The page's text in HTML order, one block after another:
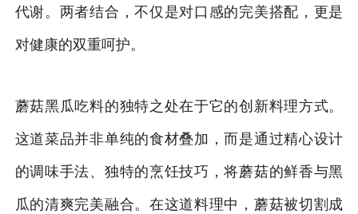
代谢。两者结合，不仅是对口感的完美搭配，更是
对健康的双重呵护。
蘑菇黑瓜吃料的独特之处在于它的创新料理方式。
这道菜品并非单纯的食材叠加，而是通过精心设计
的调味手法、独特的烹饪技巧，将蘑菇的鲜香与黑
瓜的清爽完美融合。在这道料理中，蘑菇被切割成